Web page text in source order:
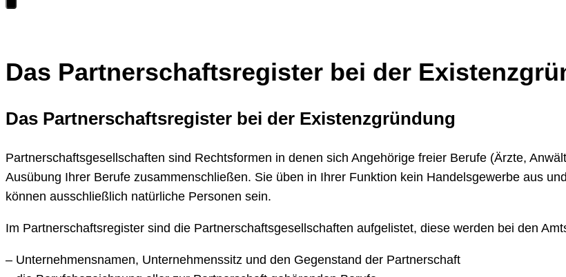
Das Partnerschaftsregister bei der
Das Partnerschaftsregister bei der Existenzgründung
Partnerschaftsgesellschaften sind Rechtsformen in denen sich Angehörige freier Berufe (Ärzte,
Ausübung Ihrer Berufe zusammenschließen. Sie üben in Ihrer Funktion kein Handelsgewerbe aus
können ausschließlich natürliche Personen sein.
Im Partnerschaftsregister sind die Partnerschaftsgesellschaften aufgelistet, diese werden bei den
– Unternehmensnamen, Unternehmenssitz und den Gegenstand der Partnerschaft